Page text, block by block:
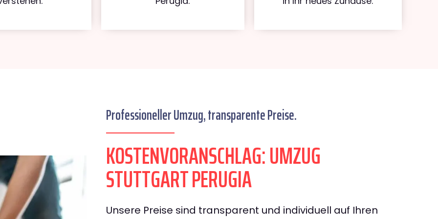
Professioneller Umzug, transparente Preise.
KOSTENVORANSCHLAG: UMZUG
STUTTGART PERUGIA
Unsere Preise sind transparent und individuell auf Ihren